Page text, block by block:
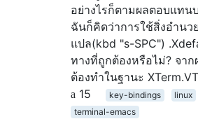
อย่างไรก็ตามผลตอบแทน
ฉันก็คิดว่าการใช้สิ่งอำนว
แปล(kbd "s-SPC")
ทางที่ถูกต้องหรือไม่? จา
ต้องทำในฐานะ
15
key-bindings linux
terminal-emacs